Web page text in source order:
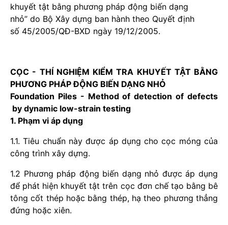
khuyết tật bằng phương pháp động biến dạng
nhỏ” do Bộ Xây dựng ban hành theo Quyết định
số 45/2005/QĐ-BXD ngày 19/12/2005.
CỌC - THÍ NGHIỆM KIỂM TRA KHUYẾT TẬT BẰNG
PHƯƠNG PHÁP ĐỘNG BIẾN DẠNG NHỎ
Foundation Piles - Method of detection of defects
by dynamic low-strain testing
1. Phạm vi áp dụng
1.1. Tiêu chuẩn này được áp dụng cho cọc móng của
công trình xây dựng.
1.2 Phương pháp động biến dạng nhỏ được áp dụng
để phát hiện khuyết tật trên cọc đơn chế tạo bằng bê
tông cốt thép hoặc bằng thép, hạ theo phương thẳng
đứng hoặc xiên.